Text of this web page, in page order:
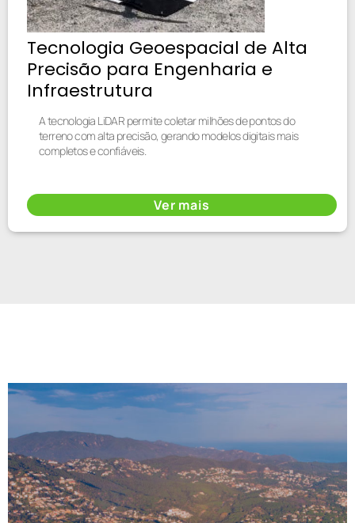
Tecnologia Geoespacial de Alta
Precisão para Engenharia e
Infraestrutura
A tecnologia LiDAR permite coletar milhões de pontos do
terreno com alta precisão, gerando modelos digitais mais
completos e confiáveis.
Ver mais